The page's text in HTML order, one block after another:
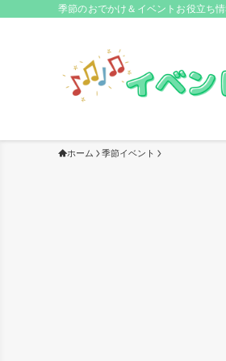
季節のおでかけ＆イベントお役立ち情
ホーム 季節イベント